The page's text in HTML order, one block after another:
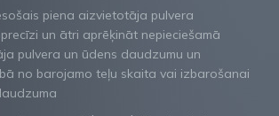
piena aizvietotāja pulvera
un ātri aprēķināt nepieciešamā
pulvera un ūdens daudzumu un
no barojamo teļu skaita vai izbarošanai